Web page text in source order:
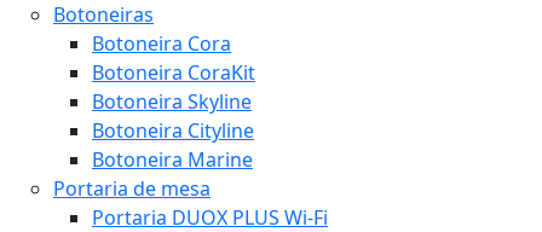
Botoneiras
Botoneira Cora
Botoneira CoraKit
Botoneira Skyline
Botoneira Cityline
Botoneira Marine
Portaria de mesa
Portaria DUOX PLUS Wi-Fi